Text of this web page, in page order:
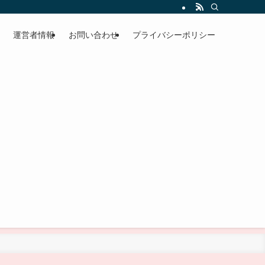
運営者情報 お問い合わせ プライバシーポリシー